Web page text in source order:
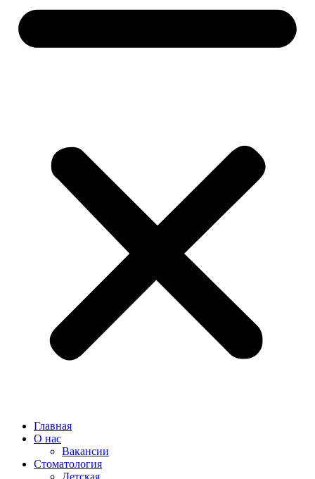
Главная
О нас
Вакансии
Стоматология